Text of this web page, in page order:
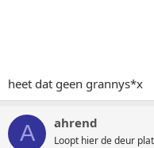
heet dat geen grannys*x
A ahrend
Loopt hier de deur plat